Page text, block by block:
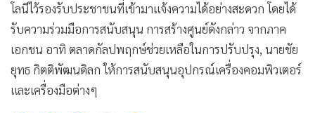
• อินโดจีน
• กองทุนรวม
• Celeb Online
• Factcheck
โลนีไว้รองรับประชาชนที่เข้ามาแจ้งความได้อย่างสะดวก โดยได้
รับความร่วมมือการสนับสนุน การสร้างศูนย์ดังกล่าว จากภาค
เอกชน อาทิ ตลาดกัลปพฤกษ์ช่วยเหลือในการปรับปรุง, นายชัย
ยุทธ กิตติพัฒนดิลก ให้การสนับสนุนอุปกรณ์เครื่องคอมพิวเตอร์
และเครื่องมือต่างๆ